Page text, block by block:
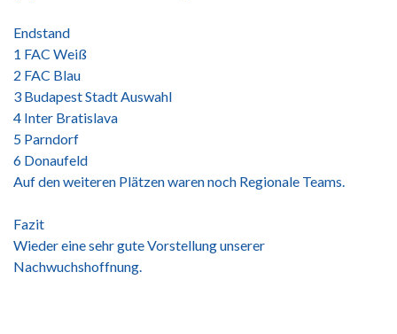
Endstand
1 FAC Weiß
2 FAC Blau
3 Budapest Stadt Auswahl
4 Inter Bratislava
5 Parndorf
6 Donaufeld
Auf den weiteren Plätzen waren noch Regionale Teams.
Fazit
Wieder eine sehr gute Vorstellung unserer
Nachwuchshoffnung.